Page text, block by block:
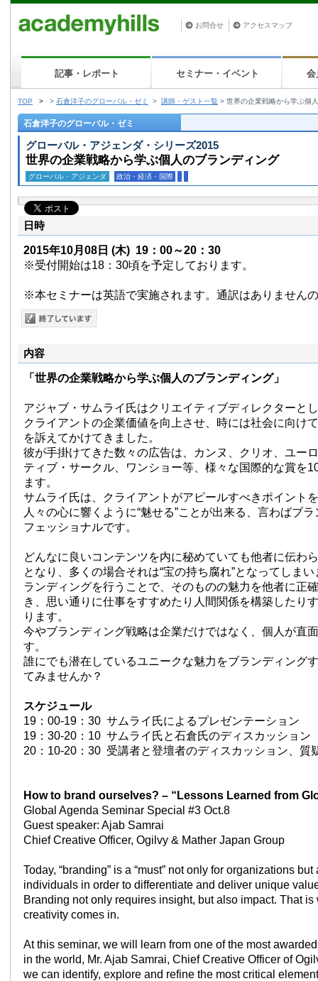
お問合せ アクセスマップ
記事・レポート セミナー・イベント 会
TOP > > 石倉洋子のグローバル・ゼミ > 講師・ゲスト一覧 > 世界の企業戦略から学ぶ個
石倉洋子のグローバル・ゼミ
グローバル・アジェンダ・シリーズ2015
世界の企業戦略から学ぶ個人のブランディング
グローバル・アジェンダ 政治・経済・国際
日時
2015年10月08日 (木) 19：00～20：30
※受付開始は18：30頃を予定しております。
※本セミナーは英語で実施されます。通訳はありません
内容
「世界の企業戦略から学ぶ個人のブランディング」
アジャブ・サムライ氏はクリエイティブディレクターと
クライアントの企業価値を向上させ、時には社会に向け
を訴えてかけてきました。
彼が手掛けてきた数々の広告は、カンヌ、クリオ、ユー
ティブ・サークル、ワンショー等、様々な国際的な賞を
ます。
サムライ氏は、クライアントがアピールすべきポイント
人々の心に響くように“魅せる”ことが出来る、言わばブ
フェッショナルです。
どんなに良いコンテンツを内に秘めていても他者に伝わ
となり、多くの場合それは“宝の持ち腐れ”となってしま
ランディングを行うことで、そのものの魅力を他者に正
き、思い通りに仕事をすすめたり人間関係を構築したり
ります。
今やブランディング戦略は企業だけではなく、個人が直
す。
誰にでも潜在しているユニークな魅力をブランディング
てみませんか？
スケジュール
19：00-19：30 サムライ氏によるプレゼンテーション
19：30-20：10 サムライ氏と石倉氏のディスカッション
20：10-20：30 受講者と登壇者のディスカッション、質
How to brand ourselves? – “Lessons Learned from
Global Agenda Seminar Special #3 Oct.8
Guest speaker: Ajab Samrai
Chief Creative Officer, Ogilvy & Mather Japan Group
Today, “branding” is a “must” not only for organizations but
individuals in order to differentiate and deliver unique
Branding not only requires insight, but also impact. That is
creativity comes in.
At this seminar, we will learn from one of the most
in the world, Mr. Ajab Samrai, Chief Creative Officer of
we can identify, explore and refine the most critical